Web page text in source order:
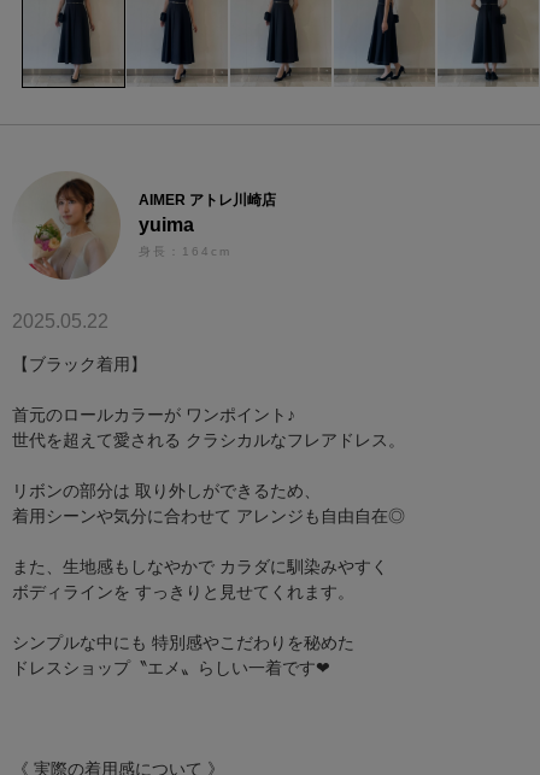
AIMER アトレ川崎店
yuima
身長：164cm
2025.05.22
【ブラック着用】
首元のロールカラーが ワンポイント♪
世代を超えて愛される クラシカルなフレアドレス。
リボンの部分は 取り外しができるため、
着用シーンや気分に合わせて アレンジも自由自在◎
また、生地感もしなやかで カラダに馴染みやすく
ボディラインを すっきりと見せてくれます。
シンプルな中にも 特別感やこだわりを秘めた
ドレスショップ〝エメ〟らしい一着です❤︎
《 実際の着用感について 》